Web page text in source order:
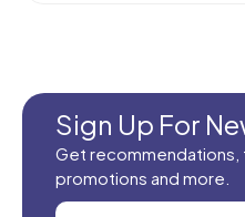
Sign Up For
Get recommendations,
promotions and more.